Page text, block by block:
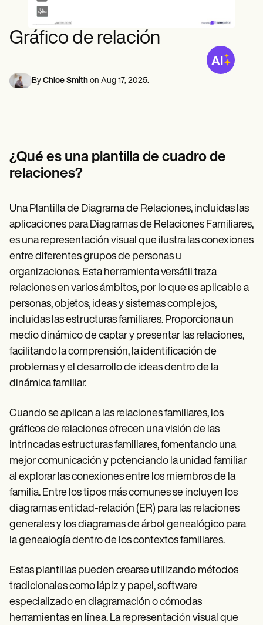
Profesionales de la Salud Mental
Trabajo Social
Nutricionistas
Fisioterapia
Masajistas
Terapia Ocupacional
Plantillas
Códigos ICD
Notas SOAP
Treatment Plan Template
Informed Consent Form
Social Work Treatment Plans
DAR Note Template
Patient Visit Summary Template
Help Center
Demos
Training Hub
Webinars
Switch to Carepatron
Become a Partner
Pricing
Login
Get started
Insurance claims
Speech therapists
Life coaches
Massage therapists
Personal trainers
Gráfico de relación
By Chloe Smith on Aug 17, 2025.
¿Qué es una plantilla de cuadro de
relaciones?
Una Plantilla de Diagrama de Relaciones, incluidas las
aplicaciones para Diagramas de Relaciones Familiares,
es una representación visual que ilustra las conexiones
entre diferentes grupos de personas u
organizaciones. Esta herramienta versátil traza
relaciones en varios ámbitos, por lo que es aplicable a
personas, objetos, ideas y sistemas complejos,
incluidas las estructuras familiares. Proporciona un
medio dinámico de captar y presentar las relaciones,
facilitando la comprensión, la identificación de
problemas y el desarrollo de ideas dentro de la
dinámica familiar.
Cuando se aplican a las relaciones familiares, los
gráficos de relaciones ofrecen una visión de las
intrincadas estructuras familiares, fomentando una
mejor comunicación y potenciando la unidad familiar
al explorar las conexiones entre los miembros de la
familia. Entre los tipos más comunes se incluyen los
diagramas entidad-relación (ER) para las relaciones
generales y los diagramas de árbol genealógico para
la genealogía dentro de los contextos familiares.
Estas plantillas pueden crearse utilizando métodos
tradicionales como lápiz y papel, software
especializado en diagramación o cómodas
herramientas en línea. La representación visual que